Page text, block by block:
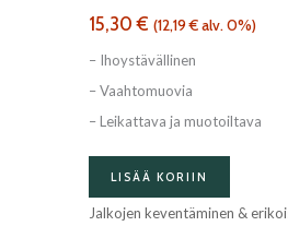
15,30€ (12,19€alv. 0%)
– Ihoystävällinen
– Vaahtomuovia
– Leikattava ja muotoiltava
LISÄÄ KORIIN
Jalkojen keventäminen &